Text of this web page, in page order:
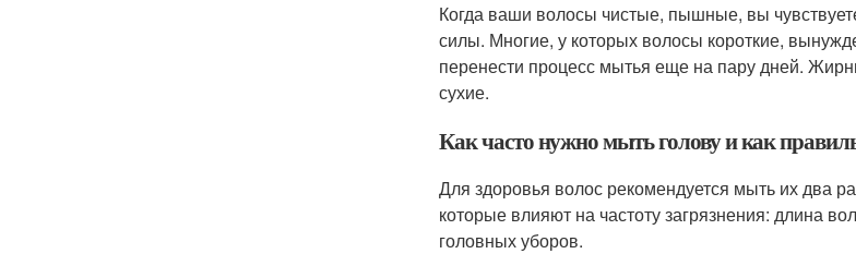
Когда ваши волосы чистые, пышные, вы
силы. Многие, у которых волосы короткие,
перенести процесс мытья еще на пару дней.
сухие.
Как часто нужно мыть голову и как
Для здоровья волос рекомендуется мыть их два
которые влияют на частоту загрязнения: длина
головных уборов.